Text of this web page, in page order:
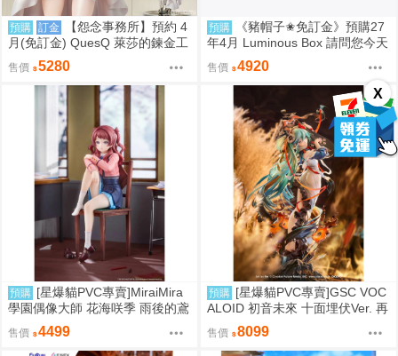
X
預購 訂金
【怨念事務所】預約 4
月(免訂金) QuesQ 萊莎的鍊金工
房 萊莎琳 斯托特 婚紗禮服Ver 1/
7 1025
售價 5280
預購
《豬帽子✬免訂金》預購27
年4月 Luminous Box 請問您今天
要來點兔子嗎？ 心愛 禮服Ver 1/
7 0906
售價 4920
預購 [星爆貓PVC專賣]MiraiMira
學園偶像大師 花海咲季 雨後的鳶
尾花 特訓前Ver. 1/7 預計2027/07
到貨
售價 4499
預購 [星爆貓PVC專賣]GSC VOC
ALOID 初音未來 十面埋伏Ver. 再
版 預計2027/10到貨
售價 8099